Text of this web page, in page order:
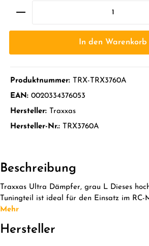
In den Warenkorb
Produktnummer: TRX-TRX3760A
EAN: 0020334376053
Hersteller: Traxxas
Hersteller-Nr.: TRX3760A
Beschreibung
Traxxas Ultra Dämpfer, grau L Dieses
Tuningteil ist ideal für den Einsatz im RC-
Mehr
Hersteller